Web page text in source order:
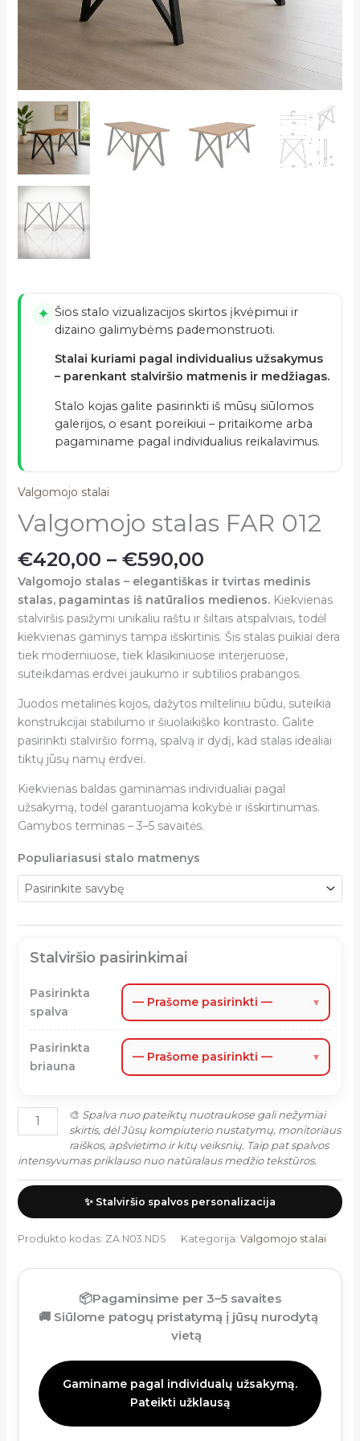
✦ Šios stalo vizualizacijos skirtos įkvėpimui ir
dizaino galimybėms pademonstruoti.
Stalai kuriami pagal individualius užsakymus
– parenkant stalviršio matmenis ir medžiagas.
Stalo kojas galite pasirinkti iš mūsų siūlomos
galerijos, o esant poreikiui – pritaikome arba
pagaminame pagal individualius reikalavimus.
Valgomojo stalai
Valgomojo stalas FAR 012
€420,00 – €590,00
Valgomojo stalas – elegantiškas ir tvirtas medinis
stalas, pagamintas iš natūralios medienos.Kiekvienas
stalviršis pasižymi unikaliu raštu ir šiltais atspalviais, todėl
kiekvienas gaminys tampa išskirtinis. Šis stalas puikiai dera
tiek moderniuose, tiek klasikiniuose interjeruose,
suteikdamas erdvei jaukumo ir subtilios prabangos.
Juodos metalinės kojos, dažytos milteliniu būdu, suteikia
konstrukcijai stabilumo ir šiuolaikiško kontrasto. Galite
pasirinkti stalviršio formą, spalvą ir dydį, kad stalas idealiai
tiktų jūsų namų erdvei.
Kiekvienas baldas gaminamas individualiai pagal
užsakymą, todėl garantuojama kokybė ir išskirtinumas.
Gamybos terminas – 3–5 savaitės.
Populiariasusi stalo matmenys
Stalviršio pasirinkimai
Pasirinkta
spalva
— Prašome pasirinkti — ▾
Pasirinkta
briauna
— Prašome pasirinkti — ▾
🎨 Spalva nuo pateiktų nuotraukose gali nežymiai
skirtis, dėl Jūsų kompiuterio nustatymų, monitoriaus
raiškos, apšvietimo ir kitų veiksnių. Taip pat spalvos
intensyvumas priklauso nuo natūralaus medžio tekstūros.
✨ Stalviršio spalvos personalizacija
Produkto kodas: ZA.N03.NDS Kategorija: Valgomojo stalai
📦Pagaminsime per 3–5 savaites
🚚 Siūlome patogų pristatymą į jūsų nurodytą
vietą
Gaminame pagal individualų užsakymą.
Pateikti užklausą